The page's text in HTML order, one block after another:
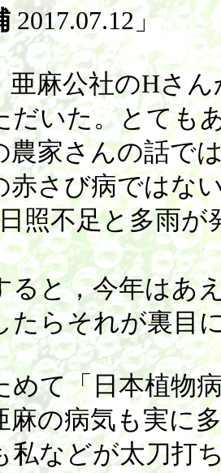
2017.07.12」
亜麻公社のHさ
だいた。とても
農家さんの話で
赤さび病ではな
照不足と多雨
ると，今年はあ
たらそれが裏目
めて「日本植物
麻の病気も実に
私などが太刀打